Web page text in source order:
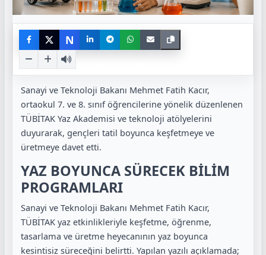
N
Sanayi ve Teknoloji Bakanı Mehmet Fatih Kacır,
ortaokul 7. ve 8. sınıf öğrencilerine yönelik düzenlenen
TÜBİTAK Yaz Akademisi ve teknoloji atölyelerini
duyurarak, gençleri tatil boyunca keşfetmeye ve
üretmeye davet etti.
YAZ BOYUNCA SÜRECEK BİLİM
PROGRAMLARI
Sanayi ve Teknoloji Bakanı Mehmet Fatih Kacır,
TÜBİTAK yaz etkinlikleriyle keşfetme, öğrenme,
tasarlama ve üretme heyecanının yaz boyunca
kesintisiz süreceğini belirtti. Yapılan yazılı açıklamada;